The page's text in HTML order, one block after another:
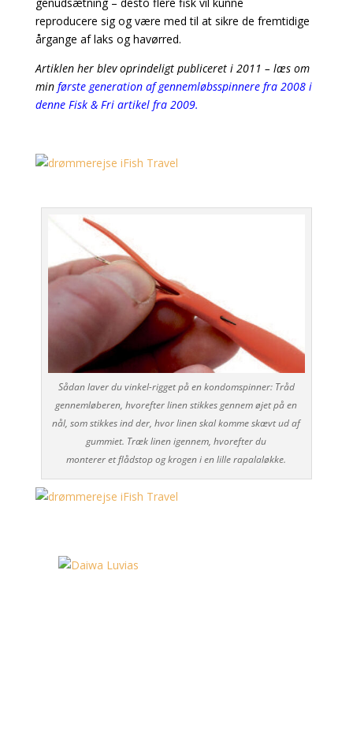
reproducere sig og være med til at sikre de fremtidige
årgange af laks og havørred.
Artiklen her blev oprindeligt publiceret i 2011 – læs om
minførste generation af gennemløbsspinnere fra 2008 i
denne Fisk & Fri artikel fra 2009.
Sådan laver du vinkel-rigget på en kondomspinner: Tråd
gennemløberen, hvorefter linen stikkes gennem øjet på en
nål, som stikkes ind der, hvor linen skal komme skævt ud af
gummiet. Træk linen igennem, hvorefter du
monterer et flådstop og krogen i en lille rapalaløkke.